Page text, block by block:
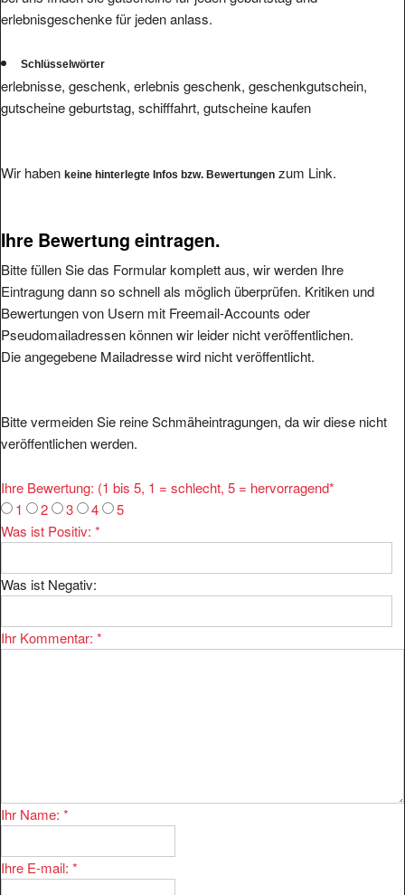
erlebnisgeschenke für jeden anlass.
Schlüsselwörter
erlebnisse, geschenk, erlebnis geschenk, geschenkgutschein,
gutscheine geburtstag, schifffahrt, gutscheine kaufen
Wir haben keine hinterlegte Infos bzw. Bewertungen zum Link.
Ihre Bewertung eintragen.
Bitte füllen Sie das Formular komplett aus, wir werden Ihre
Eintragung dann so schnell als möglich überprüfen. Kritiken und
Bewertungen von Usern mit Freemail-Accounts oder
Pseudomailadressen können wir leider nicht veröffentlichen.
Die angegebene Mailadresse wird nicht veröffentlicht.
Bitte vermeiden Sie reine Schmäheintragungen, da wir diese nicht
veröffentlichen werden.
Ihre Bewertung: (1 bis 5, 1 = schlecht, 5 = hervorragend*
1
2 3 4
5
Was ist Positiv: *
Was ist Negativ:
Ihr Kommentar: *
Ihr Name: *
Ihre E-mail: *